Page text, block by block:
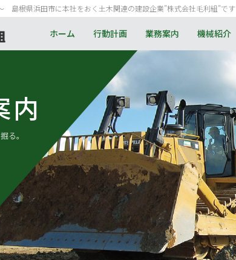
島根県浜田市に本社をおく土木関連の建設企業”株式会社毛利組”です
ホーム 行動計画 業務案内 機械紹介
内
る。